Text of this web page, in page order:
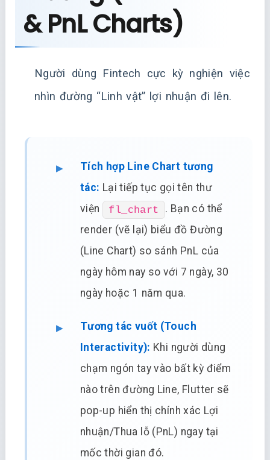
& PnL Charts)
Người dùng Fintech cực kỳ nghiện việc
nhìn đường “Linh vật” lợi nhuận đi lên.
Tích hợp Line Chart tương
tác: Lại tiếp tục gọi tên thư
viện
fl_chart
. Bạn có thể
render (vẽ lại) biểu đồ Đường
(Line Chart) so sánh PnL của
ngày hôm nay so với 7 ngày, 30
ngày hoặc 1 năm qua.
Tương tác vuốt (Touch
Interactivity): Khi người dùng
chạm ngón tay vào bất kỳ điểm
nào trên đường Line, Flutter sẽ
pop-up hiển thị chính xác Lợi
nhuận/Thua lỗ (PnL) ngay tại
mốc thời gian đó.